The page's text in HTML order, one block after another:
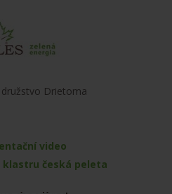
Drietoma
video
klastru česká peleta